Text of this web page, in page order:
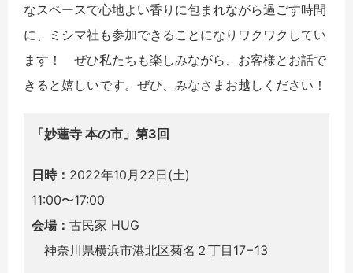
なスペースで心地よい香りに包まれながら過ごす時間
に、ミシマ社も参加できることになりワクワクしてい
ます！ ぜひ私たちも楽しみながら、お客様とお話で
きると嬉しいです。ぜひ、みなさまお越しください！
「妙蓮寺 本の市」第3回
日時： 2022年10月22日(土)
11:00〜17:00
会場： 古民家 HUG
神奈川県横浜市港北区菊名２丁目17−13